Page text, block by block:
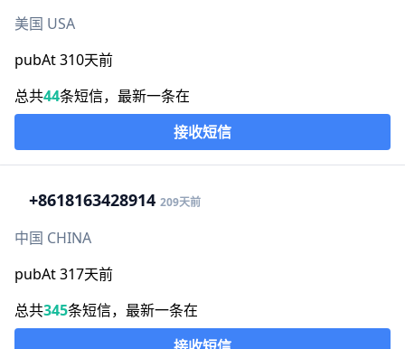
美国 USA
pubAt 310天前
总共44条短信，最新一条在
接收短信
+8618163428914 209天前
中国 CHINA
pubAt 317天前
总共345条短信，最新一条在